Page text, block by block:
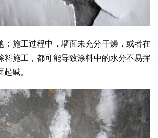
：施工过程中，墙面未充分干燥，或者在
料施工，都可能导致涂料中的水分不易挥
碱。